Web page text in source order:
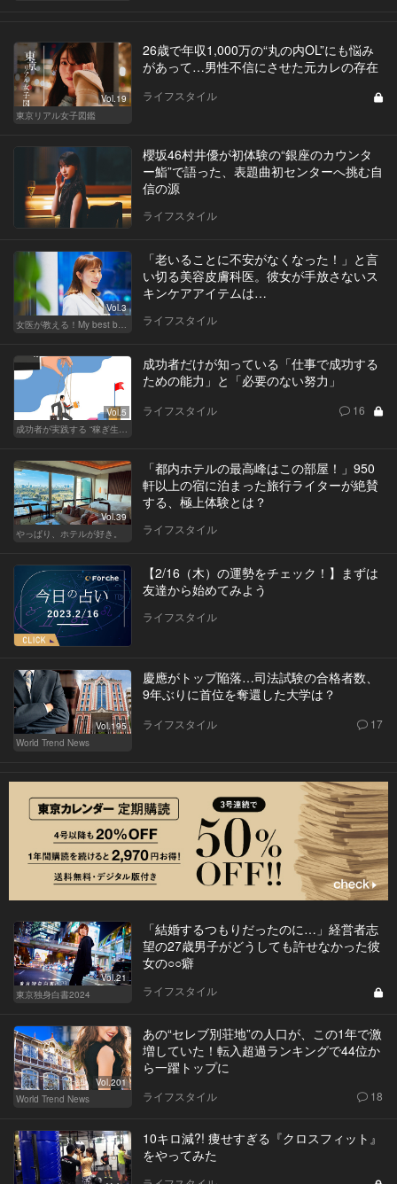
Vol.19
東京リアル女子図鑑
26歳で年収1,000万の“丸の内OL”にも悩み
があって…男性不信にさせた元カレの存在
ライフスタイル
櫻坂46村井優が初体験の“銀座のカウンタ
ー鮨”で語った、表題曲初センターへ挑む自
信の源
ライフスタイル
Vol.3
女医が教える！My best beauty
「老いることに不安がなくなった！」と言
い切る美容皮膚科医。彼女が手放さないス
キンケアアイテムは…
ライフスタイル
Vol.5
成功者が実践する “稼ぎ生活”
成功者だけが知っている「仕事で成功する
ための能力」と「必要のない努力」
ライフスタイル 16
Vol.39
やっぱり、ホテルが好き。
「都内ホテルの最高峰はこの部屋！」950
軒以上の宿に泊まった旅行ライターが絶賛
する、極上体験とは？
ライフスタイル
【2/16（木）の運勢をチェック！】まずは
友達から始めてみよう
ライフスタイル
Vol.195
World Trend News
慶應がトップ陥落…司法試験の合格者数、
9年ぶりに首位を奪還した大学は？
ライフスタイル 17
Vol.21
東京独身白書2024
「結婚するつもりだったのに…」経営者志
望の27歳男子がどうしても許せなかった彼
女の○○癖
ライフスタイル
Vol.201
World Trend News
あの“セレブ別荘地”の人口が、この1年で激
増していた！転入超過ランキングで44位か
ら一躍トップに
ライフスタイル 18
10キロ減?! 痩せすぎる『クロスフィット』
をやってみた